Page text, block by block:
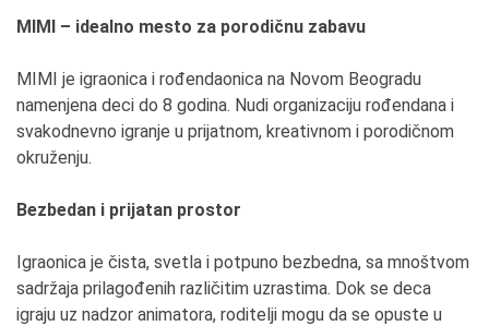
MIMI – idealno mesto za porodičnu zabavu
MIMI je igraonica i rođendaonica na Novom Beogradu
namenjena deci do 8 godina. Nudi organizaciju rođendana i
svakodnevno igranje u prijatnom, kreativnom i porodičnom
okruženju.
Bezbedan i prijatan prostor
Igraonica je čista, svetla i potpuno bezbedna, sa mnoštvom
sadržaja prilagođenih različitim uzrastima. Dok se deca
igraju uz nadzor animatora, roditelji mogu da se opuste u